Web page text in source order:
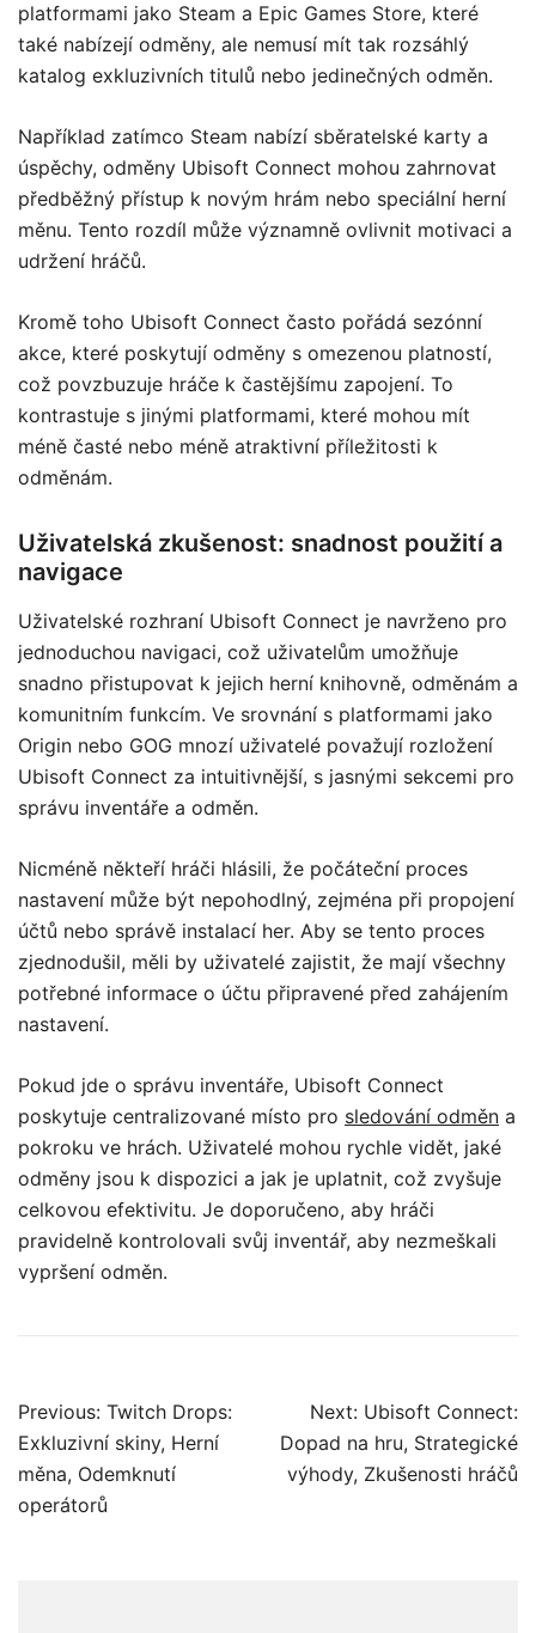
platformami jako Steam a Epic Games Store, které
také nabízejí odměny, ale nemusí mít tak rozsáhlý
katalog exkluzivních titulů nebo jedinečných odměn.
Například zatímco Steam nabízí sběratelské karty a
úspěchy, odměny Ubisoft Connect mohou zahrnovat
předběžný přístup k novým hrám nebo speciální herní
měnu. Tento rozdíl může významně ovlivnit motivaci a
udržení hráčů.
Kromě toho Ubisoft Connect často pořádá sezónní
akce, které poskytují odměny s omezenou platností,
což povzbuzuje hráče k častějšímu zapojení. To
kontrastuje s jinými platformami, které mohou mít
méně časté nebo méně atraktivní příležitosti k
odměnám.
Uživatelská zkušenost: snadnost použití a
navigace
Uživatelské rozhraní Ubisoft Connect je navrženo pro
jednoduchou navigaci, což uživatelům umožňuje
snadno přistupovat k jejich herní knihovně, odměnám a
komunitním funkcím. Ve srovnání s platformami jako
Origin nebo GOG mnozí uživatelé považují rozložení
Ubisoft Connect za intuitivnější, s jasnými sekcemi pro
správu inventáře a odměn.
Nicméně někteří hráči hlásili, že počáteční proces
nastavení může být nepohodlný, zejména při propojení
účtů nebo správě instalací her. Aby se tento proces
zjednodušil, měli by uživatelé zajistit, že mají všechny
potřebné informace o účtu připravené před zahájením
nastavení.
Pokud jde o správu inventáře, Ubisoft Connect
poskytuje centralizované místo pro sledování odměn a
pokroku ve hrách. Uživatelé mohou rychle vidět, jaké
odměny jsou k dispozici a jak je uplatnit, což zvyšuje
celkovou efektivitu. Je doporučeno, aby hráči
pravidelně kontrolovali svůj inventář, aby nezmeškali
vypršení odměn.
Post
navigation
Previous: Twitch Drops:
Exkluzivní skiny, Herní
měna, Odemknutí
operátorů
Next: Ubisoft Connect:
Dopad na hru, Strategické
výhody, Zkušenosti hráčů